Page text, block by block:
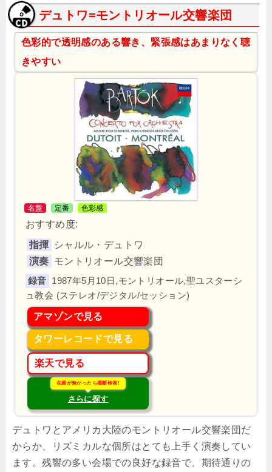
デュトワ=モントリオール交響楽団
色彩的で透明感のある響き、緊張感はあまりなく聴
きやすい
名盤 定番 色彩感
おすすめ度:
指揮
シャルル・デュトワ
演奏 モントリオール交響楽団
1987年5月10日,モントリオール,聖ユスターシ
ュ教会 (ステレオ/デジタル/セッション)
アマゾンで見る
タワーレコードで見る
楽天で見る
在庫が無かったら横断検索!
さらに探す
デュトワとアメリカ大陸のモントリオール交響楽団だ
からか、リズミカルな個所はとても上手く演奏してい
ます。残響の多い会場での良好な録音で、期待通りの